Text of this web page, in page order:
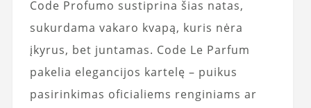
Code Profumo sustiprina šias natas,
sukurdama vakaro kvapą, kuris nėra
įkyrus, bet juntamas. Code Le Parfum
pakelia elegancijos kartelę – puikus
pasirinkimas oficialiems renginiams ar